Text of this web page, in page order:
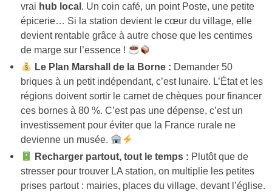
vrai hub local. Un coin café, un point Poste, une petite
épicerie… Si la station devient le cœur du village, elle
devient rentable grâce à autre chose que les centimes
de marge sur l’essence !
Le Plan Marshall de la Borne : Demander 50
briques à un petit indépendant, c’est lunaire. L’État et les
régions doivent sortir le carnet de chèques pour financer
ces bornes à 80 %. C’est pas une dépense, c’est un
investissement pour éviter que la France rurale ne
devienne un musée.
Recharger partout, tout le temps : Plutôt que de
stresser pour trouver LA station, on multiplie les petites
prises partout : mairies, places du village, devant l’église.